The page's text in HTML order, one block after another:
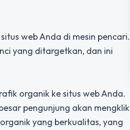
web Anda di mesin pencari.
yang ditargetkan, dan ini
organik ke situs web Anda.
pengunjung akan mengklik
yang berkualitas, yang